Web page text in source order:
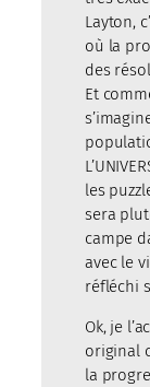
Layton,
où la
des
Et
les
sera
campe
avec le
réfléchi
Ok, je
original
la